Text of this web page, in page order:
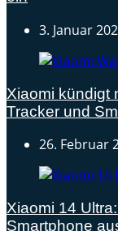
3. Januar
Xiaomi kündigt
Tracker und
26. Februar
Xiaomi 14
Smartphone